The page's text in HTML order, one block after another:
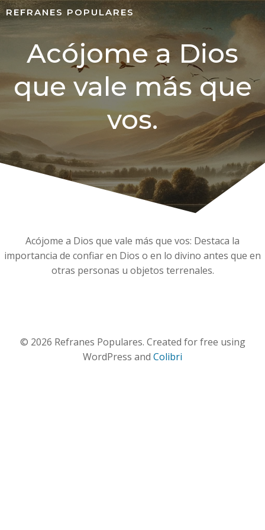
REFRANES POPULARES
Acójome a Dios
que vale más que
vos.
Acójome a Dios que vale más que vos: Destaca la
importancia de confiar en Dios o en lo divino antes que en
otras personas u objetos terrenales.
© 2026 Refranes Populares. Created for free using
WordPress and Colibri